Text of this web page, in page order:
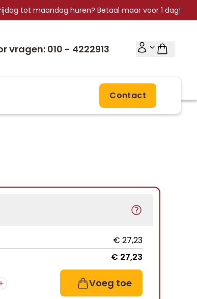
tot maandag huren? Betaal maar voor 1 dag!
vragen: 010 - 4222913
Contact
€ 27,23
€ 27,23
Voeg toe